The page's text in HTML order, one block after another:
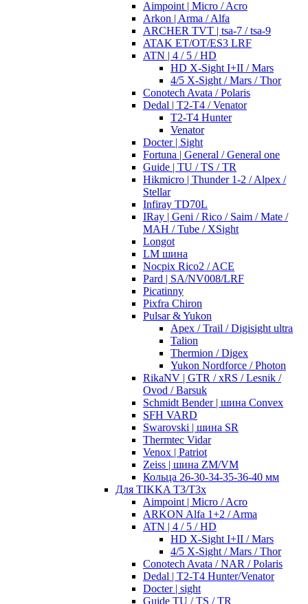
Aimpoint | Micro / Acro
Arkon | Arma / Alfa
ARCHER TVT | tsa-7 / tsa-9
ATAK ET/OT/ES3 LRF
ATN | 4 / 5 / HD
HD X-Sight I+II / Mars
4/5 X-Sight / Mars / Thor
Conotech Avata / Polaris
Dedal | T2-T4 / Venator
T2-T4 Hunter
Venator
Docter | Sight
Fortuna | General / General one
Guide | TU / TS / TR
Hikmicro | Thunder 1-2 / Alpex /
Stellar
Infiray TD70L
IRay | Geni / Rico / Saim / Mate /
MAH / Tube / XSight
Longot
LM шина
Nocpix Rico2 / ACE
Pard | SA/NV008/LRF
Picatinny
Pixfra Chiron
Pulsar & Yukon
Apex / Trail / Digisight ultra
Talion
Thermion / Digex
Yukon Nordforce / Photon
RikaNV | GTR / xRS / Lesnik /
Ovod / Barsuk
Schmidt Bender | шина Convex
SFH VARD
Swarovski | шина SR
Thermtec Vidar
Venox | Patriot
Zeiss | шина ZM/VM
Кольца 26-30-34-35-36-40 мм
Для TIKKA T3/T3x
Aimpoint | Micro / Acro
ARKON Alfa 1+2 / Arma
ATN | 4 / 5 / HD
HD X-Sight I+II / Mars
4/5 X-Sight / Mars / Thor
Conotech Avata / NAR / Polaris
Dedal | T2-T4 Hunter/Venator
Docter | sight
Guide TU / TS / TR